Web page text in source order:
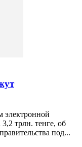
электронной
3,2 трлн. тенге, об
под...